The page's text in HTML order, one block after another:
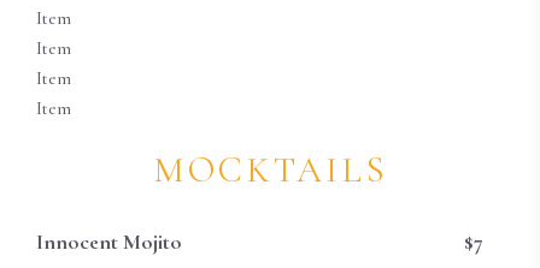
Item
Item
Item
Item
MOCKTAILS
Innocent Mojito $7